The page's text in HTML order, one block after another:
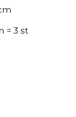
= 3 st